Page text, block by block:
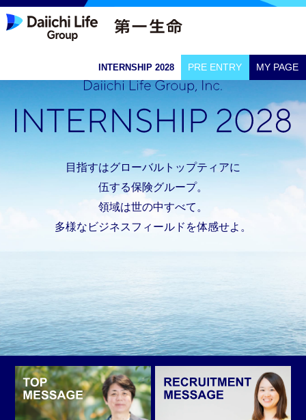
INTERNSHIP 2028 PRE ENTRY MY PAGE
目指すはグローバルトップティアに
伍する保険グループ。
領域は世の中すべて。
多様なビジネスフィールドを体感せよ。